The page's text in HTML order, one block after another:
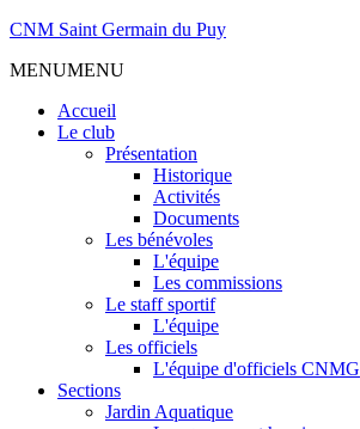
CNM Saint Germain du Puy
MENUMENU
Accueil
Le club
Présentation
Historique
Activités
Documents
Les bénévoles
L'équipe
Les commissions
Le staff sportif
L'équipe
Les officiels
L'équipe d'officiels CNMG
Sections
Jardin Aquatique